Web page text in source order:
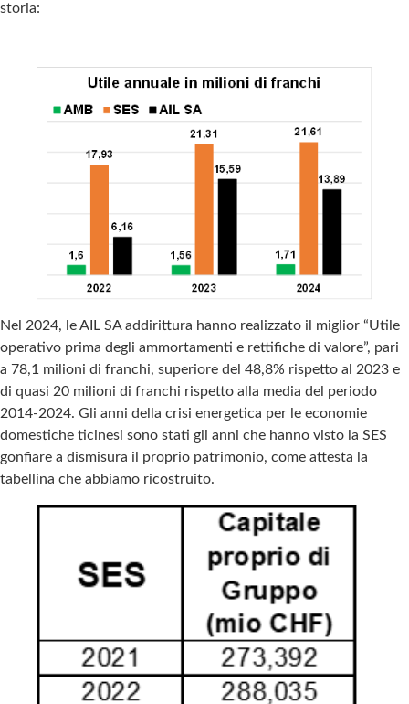
storia:
Nel 2024, le AIL SA addirittura hanno realizzato il miglior “Utile
operativo prima degli ammortamenti e rettifiche di valore”, pari
a 78,1 milioni di franchi, superiore del 48,8% rispetto al 2023 e
di quasi 20 milioni di franchi rispetto alla media del periodo
2014-2024. Gli anni della crisi energetica per le economie
domestiche ticinesi sono stati gli anni che hanno visto la SES
gonfiare a dismisura il proprio patrimonio, come attesta la
tabellina che abbiamo ricostruito.